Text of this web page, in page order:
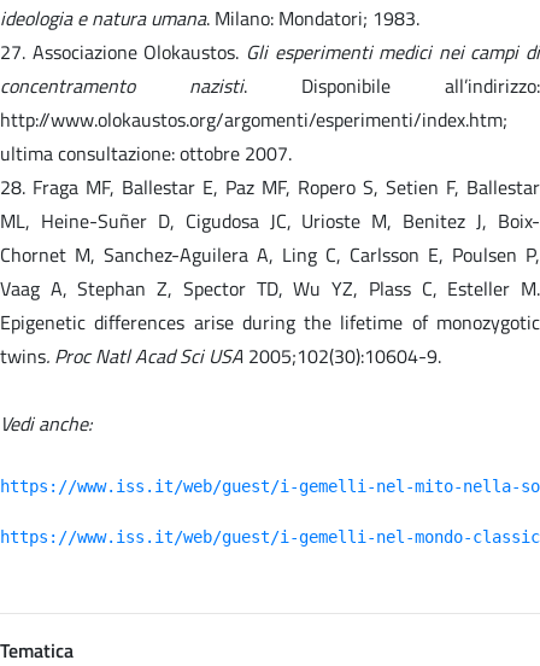
ideologia e natura umana. Milano: Mondatori; 1983.
27. Associazione Olokaustos. Gli esperimenti medici nei campi di
concentramento nazisti. Disponibile all’indirizzo:
http://www.olokaustos.org/argomenti/esperimenti/index.htm;
ultima consultazione: ottobre 2007.
28. Fraga MF, Ballestar E, Paz MF, Ropero S, Setien F, Ballestar
ML, Heine-Suñer D, Cigudosa JC, Urioste M, Benitez J, Boix-
Chornet M, Sanchez-Aguilera A, Ling C, Carlsson E, Poulsen P,
Vaag A, Stephan Z, Spector TD, Wu YZ, Plass C, Esteller M.
Epigenetic differences arise during the lifetime of monozygotic
twins. Proc Natl Acad Sci USA 2005;102(30):10604-9.
Vedi anche:
https://www.iss.it/web/guest/i-gemelli-nel-mito-nella-
https://www.iss.it/web/guest/i-gemelli-nel-mondo-
Tematica